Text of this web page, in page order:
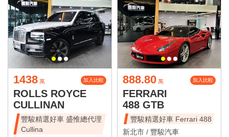
1438 萬 加入比較
ROLLS ROYCE
CULLINAN
豐駿精選好車 盛惟總代理
Cullina
888.80 萬 加入比較
FERRARI
488 GTB
豐駿精選好車 Ferrari 488
新北市 / 豐駿汽車